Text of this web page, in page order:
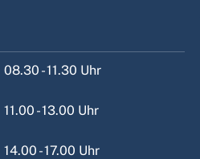
08.30 - 11.30 Uhr
11.00 - 13.00 Uhr
14.00 - 17.00 Uhr